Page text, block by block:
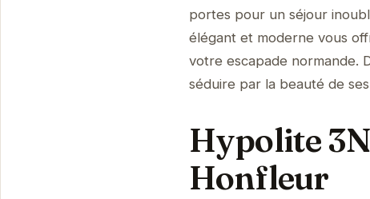
portes pour un séjour
élégant et moderne vous
votre escapade normande.
séduire par la beauté de
Hypolite
Honfleur